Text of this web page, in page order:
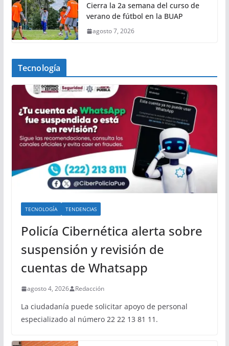
Cierra la 2a semana del curso de
verano de fútbol en la BUAP
agosto 7, 2026
Tecnología
TECNOLOGÍA TENDENCIAS
Policía Cibernética alerta sobre
suspensión y revisión de
cuentas de Whatsapp
agosto 4, 2026 Redacción
La ciudadanía puede solicitar apoyo de personal
especializado al número 22 22 13 81 11.